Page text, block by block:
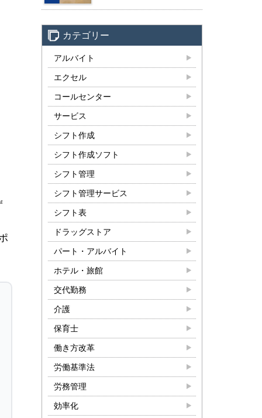
カテゴリー
アルバイト
エクセル
コールセンター
サービス
シフト作成
シフト作成ソフト
シフト管理
シフト管理サービス
シフト表
ドラッグストア
パート・アルバイト
ホテル・旅館
交代勤務
介護
保育士
働き方改革
労働基準法
労務管理
効率化